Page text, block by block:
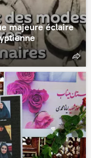
majeure éclaire